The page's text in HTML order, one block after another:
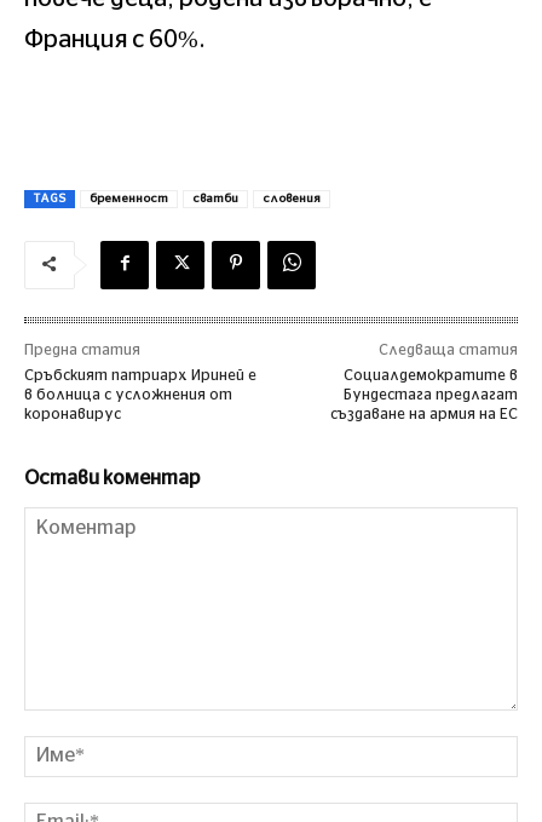
Франция с 60%.
TAGS бременност сватби словения
Предна статия
Сръбският патриарх Ириней е
в болница с усложнения от
коронавирус
Следваща статия
Социалдемократите в
Бундестага предлагат
създаване на армия на ЕС
Остави коментар